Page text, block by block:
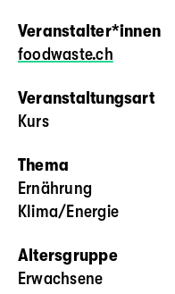
Veranstalter*innen
foodwaste.ch
Veranstaltungsart
Kurs
Thema
Ernährung
Klima/Energie
Altersgruppe
Erwachsene